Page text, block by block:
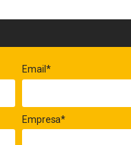
Email*
Empresa*